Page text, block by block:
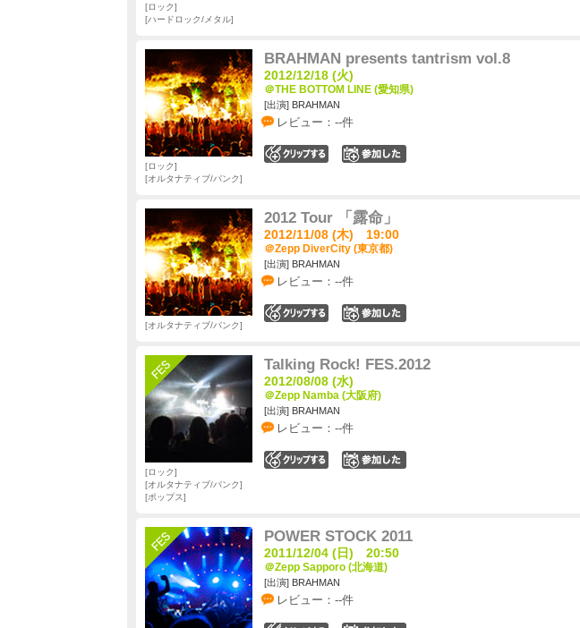
ロック
ハードロック/メタル
BRAHMAN presents tantrism vol.8
2012/12/18 (火)
＠THE BOTTOM LINE (愛知県)
[出演] BRAHMAN
レビュー：--件
ロック
オルタナティブ/パンク
2012 Tour 「露命」
2012/11/08 (木) 19:00
＠Zepp DiverCity (東京都)
[出演] BRAHMAN
レビュー：--件
オルタナティブ/パンク
Talking Rock! FES.2012
2012/08/08 (水)
＠Zepp Namba (大阪府)
[出演] BRAHMAN
レビュー：--件
ロック
オルタナティブ/パンク
ポップス
POWER STOCK 2011
2011/12/04 (日) 20:50
＠Zepp Sapporo (北海道)
[出演] BRAHMAN
レビュー：--件